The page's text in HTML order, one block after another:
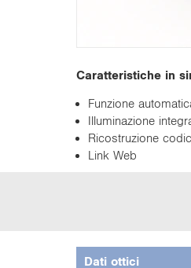
Caratteristiche in
Funzione
Illuminazione
Ricostruzione
Link Web
Dati ottici